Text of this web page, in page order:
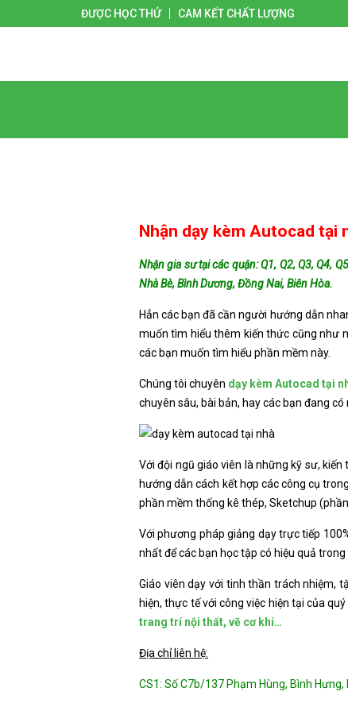
ĐƯỢC HỌC THỬ CAM KẾT CHẤT LƯỢNG
Nhận dạy kèm Autocad tại
Nhận gia sư tại các quận: Q1, Q2, Q3, Q4,
Nhà Bè, Bình Dương, Đồng Nai, Biên Hòa.
Hẳn các bạn đã cần người hướng dẫn
muốn tìm hiểu thêm kiến thức cũng như
các bạn muốn tìm hiểu phần mềm này.
Chúng tôi chuyên dạy kèm Autocad tại
chuyên sâu, bài bản, hay các bạn đang
Với đội ngũ giáo viên là những kỹ sư,
hướng dẫn cách kết hợp các công cụ
phần mềm thống kê thép, Sketchup (phần
Với phương pháp giảng dạy trực tiếp
nhất để các bạn học tập có hiệu quả
Giáo viên dạy với tinh thần trách nhiệm,
hiện, thực tế với công việc hiện tại của
trang trí nội thất, vẽ cơ khí…
Địa chỉ liên hệ:
CS1: Số C7b/137 Phạm Hùng, Bình Hưng,